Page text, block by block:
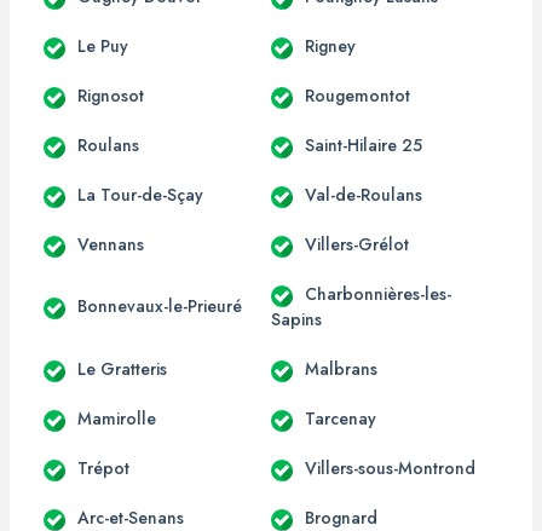
Le Puy Rigney
Rignosot Rougemontot
Roulans Saint-Hilaire 25
La Tour-de-Sçay Val-de-Roulans
Vennans Villers-Grélot
Bonnevaux-le-Prieuré
Charbonnières-les-
Sapins
Le Gratteris Malbrans
Mamirolle Tarcenay
Trépot Villers-sous-Montrond
Arc-et-Senans Brognard